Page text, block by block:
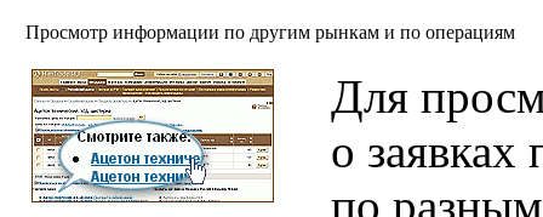
Просмотр информации по другим рынкам и по операциям
Для
о
по